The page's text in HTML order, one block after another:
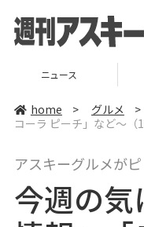
ニュース
home > グルメ >
コーラ ピーチ」など〜（
アスキーグルメが
今週の気